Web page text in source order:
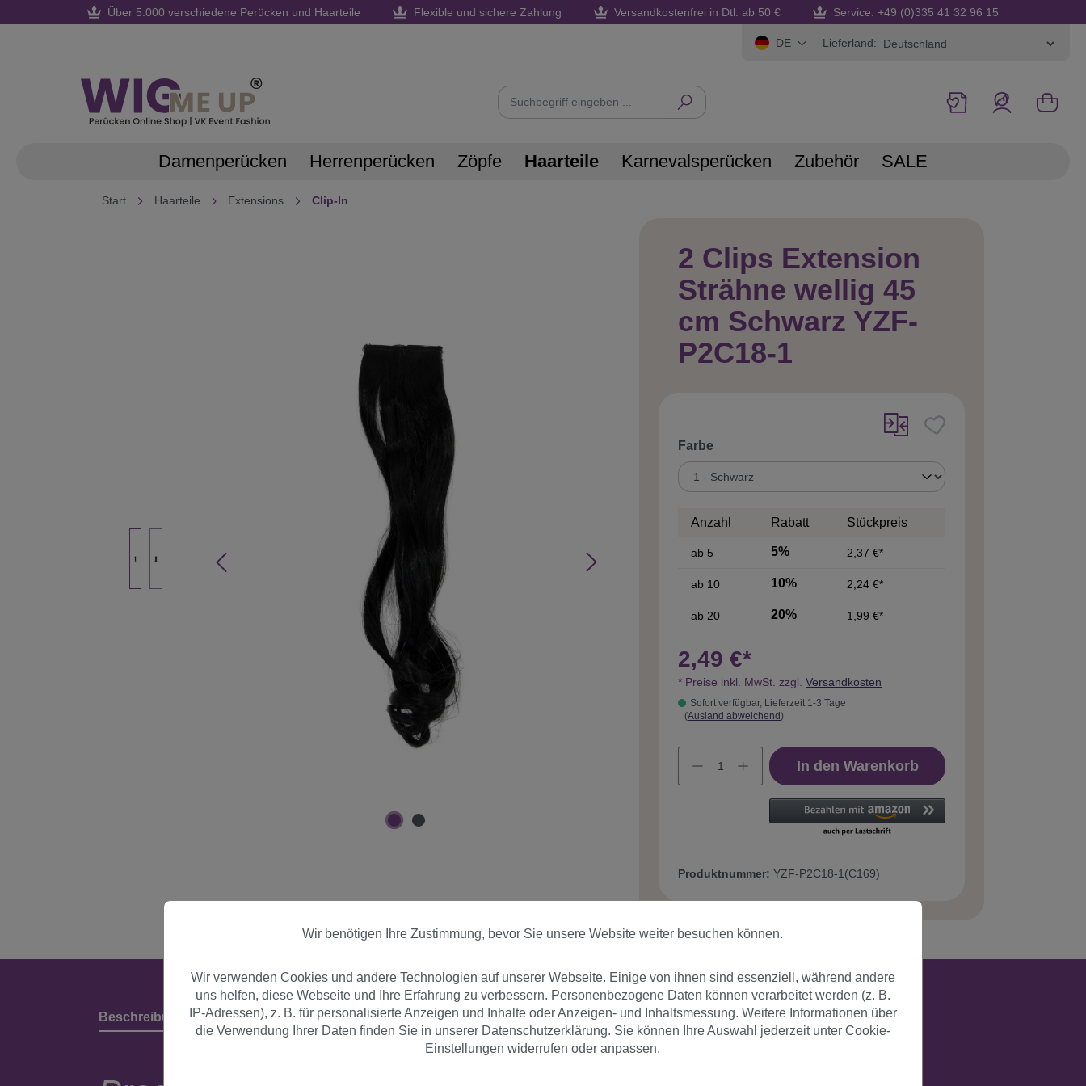
Zur Hauptnavigation springen
Über 5.000 verschiedene Perücken und Haarteile Flexible und sichere Zahlung Versandkostenfrei in Dtl. ab 50 € Service: +49 (0)335 41 32 96 15
DE Lieferland:
Damenperücken Herrenperücken Zöpfe Haarteile Karnevalsperücken Zubehör SALE
Start Haarteile Extensions Clip-In
2 Clips Extension
Strähne wellig 45
cm Schwarz YZF-
P2C18-1
Farbeauswählen
Anzahl Rabatt Stückpreis
ab 5 5% 2,37 €*
ab 10 10% 2,24 €*
ab 20 20% 1,99 €*
2,49 €*
* Preise inkl. MwSt. zzgl. Versandkosten
Sofort verfügbar, Lieferzeit 1-3 Tage
(Ausland abweichend)
In den Warenkorb
Produktnummer: YZF-P2C18-1(C169)
Beschreibung Produktdetails & Hersteller Bewertungen
Wir benötigen Ihre Zustimmung, bevor Sie unsere Website weiter besuchen können.
Wir verwenden Cookies und andere Technologien auf unserer Webseite. Einige von ihnen sind essenziell, während andere
uns helfen, diese Webseite und Ihre Erfahrung zu verbessern. Personenbezogene Daten können verarbeitet werden (z. B.
IP-Adressen), z. B. für personalisierte Anzeigen und Inhalte oder Anzeigen- und Inhaltsmessung. Weitere Informationen über
die Verwendung Ihrer Daten finden Sie in unserer Datenschutzerklärung. Sie können Ihre Auswahl jederzeit unter Cookie-
Einstellungen widerrufen oder anpassen.